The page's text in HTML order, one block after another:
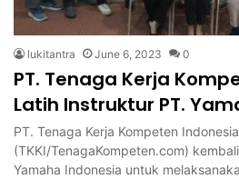
lukitantra June 6, 2023 0
PT. Tenaga Kerja
Latih Instruktur PT.
PT. Tenaga Kerja Kompeten Indonesia
(TKKI/TenagaKompeten.com)
Yamaha Indonesia untuk